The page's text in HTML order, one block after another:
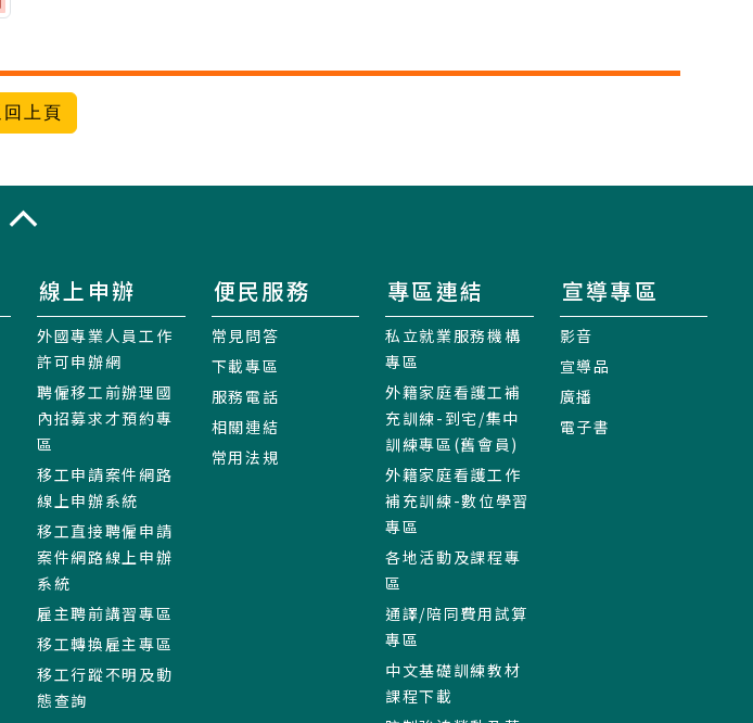
線上申辦
外國專業人員工作
許可申辦網
聘僱移工前辦理國
內招募求才預約專
區
移工申請案件網路
線上申辦系統
移工直接聘僱申請
案件網路線上申辦
系統
雇主聘前講習專區
移工轉換雇主專區
移工行蹤不明及動
態查詢
便民服務
常見問答
下載專區
服務電話
相關連結
常用法規
專區連結
私立就業服務機構
專區
外籍家庭看護工補
充訓練-到宅/集中
訓練專區(舊會員)
外籍家庭看護工作
補充訓練-數位學習
專區
各地活動及課程專
區
通譯/陪同費用試算
專區
中文基礎訓練教材
課程下載
宣導專區
影音
宣導品
廣播
電子書